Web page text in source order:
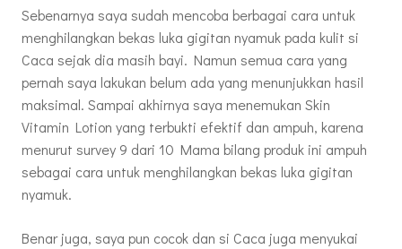
Sebenarnya saya sudah mencoba berbagai cara untuk
menghilangkan bekas luka gigitan nyamuk pada kulit si
Caca sejak dia masih bayi. Namun semua cara yang
pernah saya lakukan belum ada yang menunjukkan hasil
maksimal. Sampai akhirnya saya menemukan Skin
Vitamin Lotion yang terbukti efektif dan ampuh, karena
menurut survey 9 dari 10 Mama bilang produk ini ampuh
sebagai cara untuk menghilangkan bekas luka gigitan
nyamuk.
Benar juga, saya pun cocok dan si Caca juga menyukai